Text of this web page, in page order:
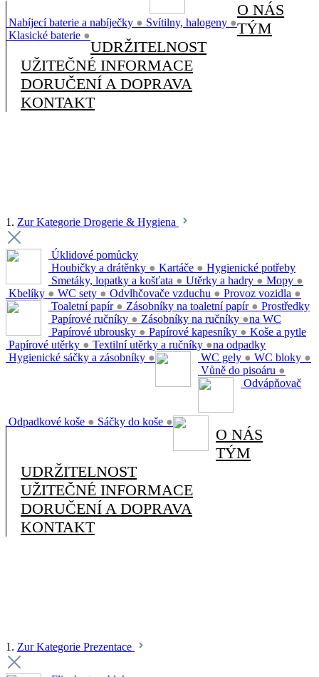
Nabíjecí baterie a nabíječky ● Svítilny, halogeny ●
Klasické baterie ●
O NÁS
TÝM
UDRŽITELNOST
UŽITEČNÉ INFORMACE
DORUČENÍ A DOPRAVA
KONTAKT
1. Zur Kategorie Drogerie & Hygiena
Úklidové pomůcky
Houbičky a drátěnky ● Kartáče ●
Smetáky, lopatky a košťata ● Utěrky a hadry ● Mopy ●
Kbelíky ● WC sety ● Odvlhčovače vzduchu ● Provoz vozidla ●
Hygienické potřeby
Toaletní papír ● Zásobníky na toaletní papír ●
Papírové ručníky ● Zásobníky na ručníky ●
Papírové ubrousky ● Papírové kapesníky ●
Papírové utěrky ● Textilní utěrky a ručníky ●
Hygienické sáčky a zásobníky ●
Prostředky
na WC
WC gely ● WC bloky ●
Vůně do pisoáru ●
Koše a pytle
na odpadky
Odpadkové koše ● Sáčky do koše ●
Odvápňovač
O NÁS
TÝM
UDRŽITELNOST
UŽITEČNÉ INFORMACE
DORUČENÍ A DOPRAVA
KONTAKT
1. Zur Kategorie Prezentace